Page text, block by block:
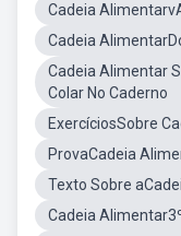
Cadeia
Cadeia
Cadeia Alimentar
Colar No Caderno
ExercíciosSobre
ProvaCadeia
Texto Sobre
Cadeia